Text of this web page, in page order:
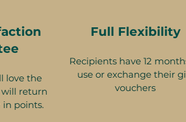
love the
return
points.
Full Flexibility
Recipients have 12
use or exchange their
vouchers